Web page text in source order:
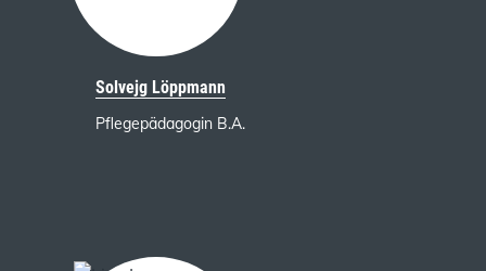
Solvejg Löppmann
Pflegepädagogin B.A.